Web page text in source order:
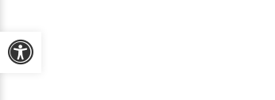
Προσβασιμότητα